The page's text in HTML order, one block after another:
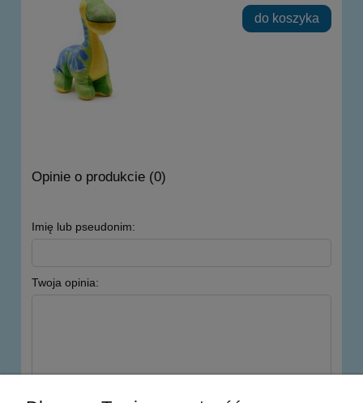
do koszyka
Opinie o produkcie (0)
Imię lub pseudonim:
Twoja opinia: